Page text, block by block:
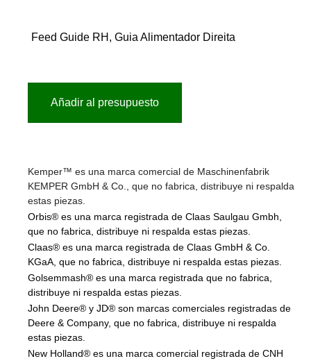
Feed Guide RH, Guia Alimentador Direita
Añadir al presupuesto
Kemper™ es una marca comercial de Maschinenfabrik
KEMPER GmbH & Co., que no fabrica, distribuye ni respalda
estas piezas.
Orbis® es una marca registrada de Claas Saulgau Gmbh,
que no fabrica, distribuye ni respalda estas piezas.
Claas® es una marca registrada de Claas GmbH & Co.
KGaA, que no fabrica, distribuye ni respalda estas piezas.
Golsemmash® es una marca registrada que no fabrica,
distribuye ni respalda estas piezas.
John Deere® y JD® son marcas comerciales registradas de
Deere & Company, que no fabrica, distribuye ni respalda
estas piezas.
New Holland® es una marca comercial registrada de CNH